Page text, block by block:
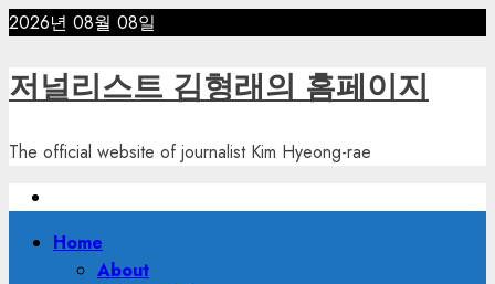
Skip
content
2026년 08월 08일
저널리스트 김형래의 홈페이지
The official website of journalist Kim Hyeong-rae
PrimaryHome
About